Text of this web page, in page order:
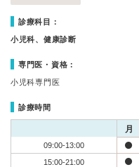
診療科目：
小児科、健康診断
専門医・資格：
小児科専門医
診療時間
月
09:00-13:00
15:00-21:00